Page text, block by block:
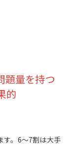
題量を持つ
的
す。6〜7割は大手